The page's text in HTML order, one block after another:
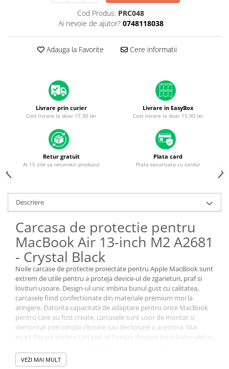
A3113 (M3 13” 2024)
MacBook Pro
A1297 (Unibody 17” 2009-2011)
A1342 (Unibody 13” 2009-2010)
A1534 (Retina 12” 2015-2017)
Piese & Accesorii iPhone
iPhone 16 Pro Max
iPhone 16 Pro
iPhone 15 Pro Max
iPhone 16 Plus
iPhone 17
iPhone 15 Pro
iPhone 16
iPhone 15 Plus
iPhone 15
iPhone 14 Pro Max
iPhone 14 Pro
iPhone 14
Cod Produs: PRC048
Ai nevoie de ajutor? 0748118038
Adauga la Favorite Cere informatii
Livrare prin curier
Cost livrare la doar 17,90 lei
Livrare in EasyBox
Cost livrare la doar 15,90 lei
Retur gratuit
Ai 15 zile sa returnezi produsul
Plata card
Plata securizata cu cardul
Descriere
Carcasa de protectie pentru
MacBook Air 13-inch M2 A2681
- Crystal Black
Noile carcase de protectie proiectate pentru Apple MacBook sunt
extrem de utile pentru a proteja device-ul de zgarieturi, praf si
lovituri usoare. Design-ul unic imbina bunul gust cu calitatea,
carcasele fiind confectionate din materiale premium moi la
atingere. Datorita capacitatii de adaptare pentru orice MacBook
pentru care au fost create, carcasele sunt usor de montat si
demontat prin simpla clipsare sau declipsare a acestora. Mai
exact fiecare parte a carcasei se fixeaza dinspre zona balamalelor,
perfect pe carcasa si apoi clipseaza-le! Curatarea carcaselor de
protectie se poate face destul de usor, prin simpla stergere cu o
VEZI MAI MULT